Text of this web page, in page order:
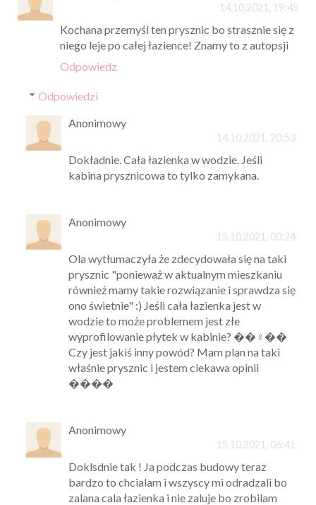
14.10.2021, 19:45
Kochana przemyśl ten prysznic bo strasznie się z
niego leje po całej łazience! Znamy to z autopsji
Odpowiedz
Odpowiedzi
Anonimowy
14.10.2021, 20:53
Dokładnie. Cała łazienka w wodzie. Jeśli
kabina prysznicowa to tylko zamykana.
Anonimowy
15.10.2021, 00:24
Ola wytłumaczyła że zdecydowała się na taki
prysznic "ponieważ w aktualnym mieszkaniu
również mamy takie rozwiązanie i sprawdza się
ono świetnie" :) Jeśli cała łazienka jest w
wodzie to może problemem jest złe
wyprofilowanie płytek w kabinie? ��‍♀️��
Czy jest jakiś inny powód? Mam plan na taki
właśnie prysznic i jestem ciekawa opinii
����
Anonimowy
15.10.2021, 06:41
Doklsdnie tak ! Ja podczas budowy teraz
bardzo to chcialam i wszyscy mi odradzali bo
zalana cala łazienka i nie zaluje bo zrobilam